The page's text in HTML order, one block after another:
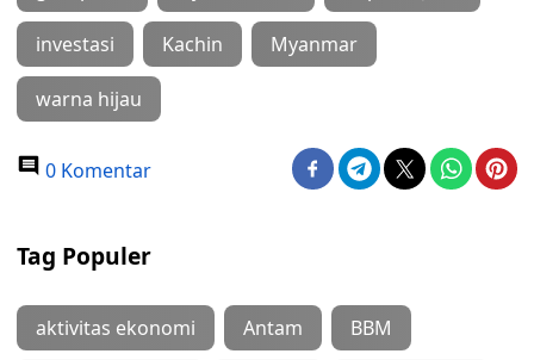
investasi Kachin Myanmar
warna hijau
0 Komentar
Tag Populer
aktivitas ekonomi Antam BBM